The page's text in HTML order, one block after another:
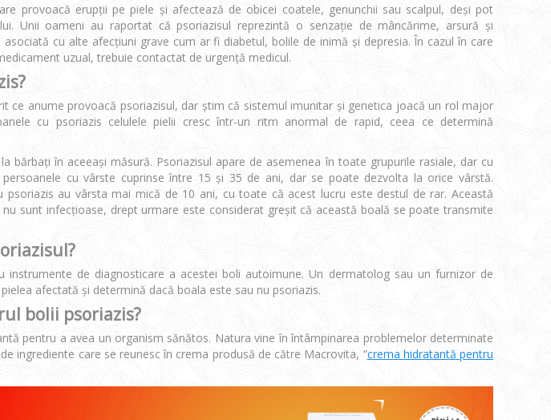
provoacă erupţii pe piele şi afectează de obicei coatele, genunchii sau scalpul, deşi pot
Unii oameni au raportat că psoriazisul reprezintă o senzaţie de mâncărime, arsură şi
cu alte afecţiuni grave cum ar fi diabetul, bolile de inimă şi depresia. În cazul în care
uzual, trebuie contactat de urgenţă medicul.
ce anume provoacă psoriazisul, dar ştim că sistemul imunitar şi genetica joacă un rol major
cu psoriazis celulele pielii cresc într-un ritm anormal de rapid, ceea ce determină
bărbaţi în aceeaşi măsură. Psoriazisul apare de asemenea în toate grupurile rasiale, dar cu
cu vârste cuprinse între 15 şi 35 de ani, dar se poate dezvolta la orice vârstă.
psoriazis au vârsta mai mică de 10 ani, cu toate că acest lucru este destul de rar. Această
sunt infecţioase, drept urmare este considerat greşit că această boală se poate transmite
instrumente de diagnosticare a acestei boli autoimune. Un dermatolog sau un furnizor de
afectată şi determină dacă boala este sau nu psoriazis.
bolii psoriazis?
pentru a avea un organism sănătos. Natura vine în întâmpinarea problemelor determinate
ingrediente care se reunesc în crema produsă de către Macrovita, ”crema hidratantă pentru